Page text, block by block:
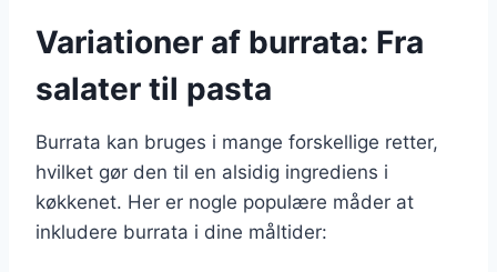
Variationer af burrata: Fra
salater til pasta
Burrata kan bruges i mange forskellige retter,
hvilket gør den til en alsidig ingrediens i
køkkenet. Her er nogle populære måder at
inkludere burrata i dine måltider: